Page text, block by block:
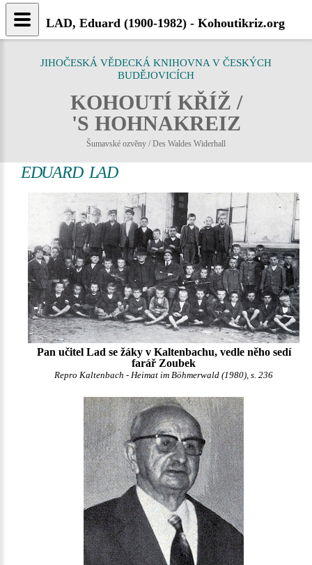
JIHOČESKÁ VĚDECKÁ KNIHOVNA V ČESKÝCH
BUDĚJOVICÍCH
KOHOUTÍ KŘÍŽ /
'S HOHNAKREIZ
Šumavské ozvěny / Des Waldes Widerhall
EDUARD LAD
Pan učitel Lad se žáky v Kaltenbachu, vedle něho sedí
farář Zoubek
Repro Kaltenbach - Heimat im Böhmerwald (1980), s. 236
LAD, Eduard (1900-1982) - Kohoutikriz.org